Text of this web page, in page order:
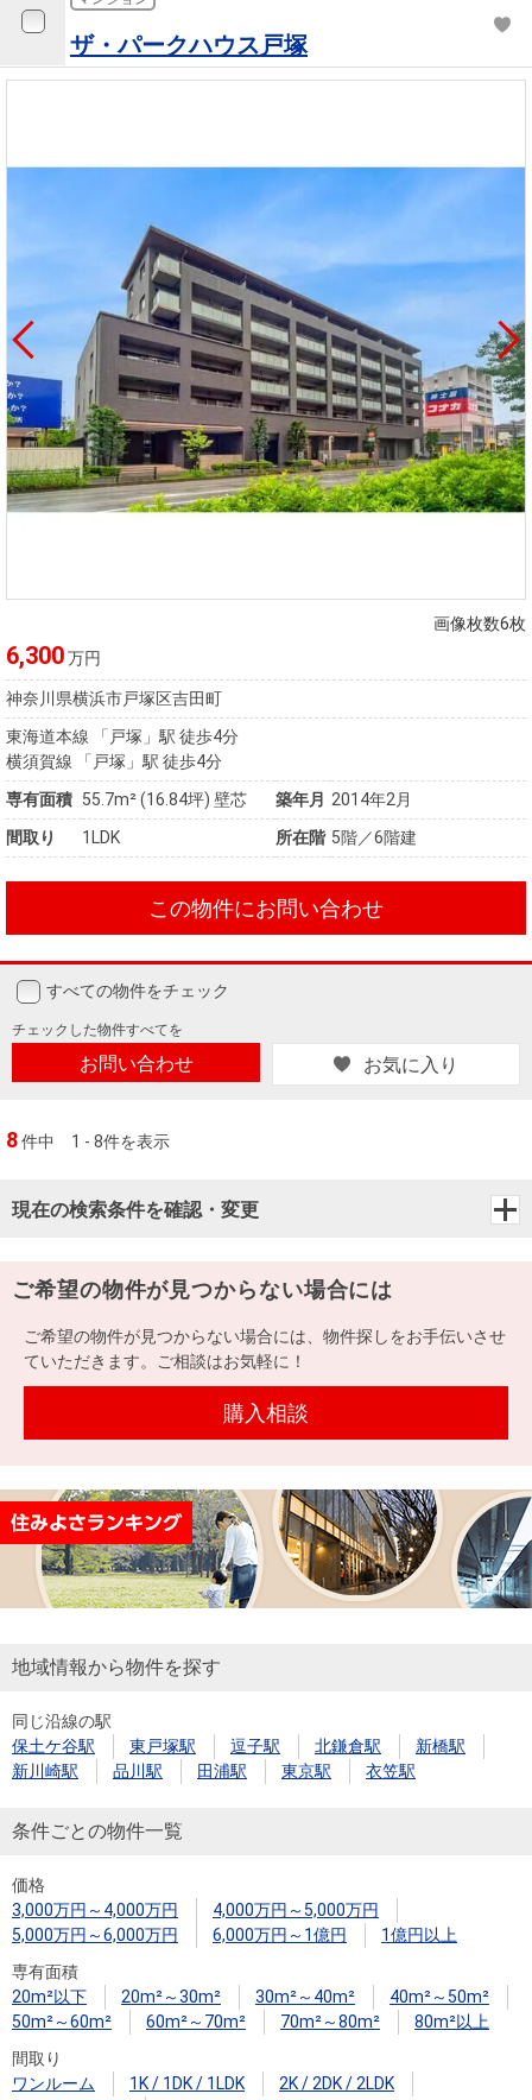
ザ・パークハウス戸塚
画像枚数6枚
6,300万円
神奈川県横浜市戸塚区吉田町
東海道本線 「戸塚」駅 徒歩4分
横須賀線 「戸塚」駅 徒歩4分
専有面積 55.7m²(16.84坪) 壁芯 築年月 2014年2月
間取り
1LDK 所在階 5階／6階建
この物件にお問い合わせ
すべての物件をチェック
チェックした物件すべてを
お問い合わせ お気に入り
8件中 1 - 8件を表示
現在の検索条件を確認・変更
ご希望の物件が見つからない場合には
ご希望の物件が見つからない場合には、物件探しをお手伝いさせ
ていただきます。ご相談はお気軽に！
購入相談
地域情報から物件を探す
同じ沿線の駅
保土ケ谷駅
東戸塚駅 逗子駅 北鎌倉駅
新橋駅
新川崎駅
品川駅 田浦駅 東京駅 衣笠駅
条件ごとの物件一覧
価格
3,000万円～4,000万円
4,000万円～5,000万円
5,000万円～6,000万円
6,000万円～1億円
1億円以上
専有面積
20m²以下
20m²～30m² 30m²～40m²
40m²～50m²
50m²～60m²
60m²～70m² 70m²～80m²
80m²以上
間取り
ワンルーム
1K / 1DK / 1LDK
2K / 2DK / 2LDK